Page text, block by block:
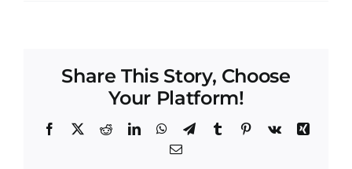
Share This Story, Choose
Your Platform!
Facebook
X RedditLinkedInWhatsApp
TelegramTumblrPinterest
Vk
Xing
Correo